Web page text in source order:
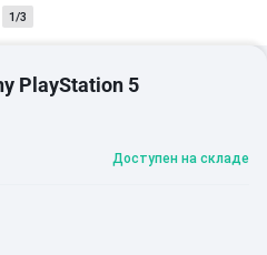
1/3
PlayStation 5
Доступен на складе